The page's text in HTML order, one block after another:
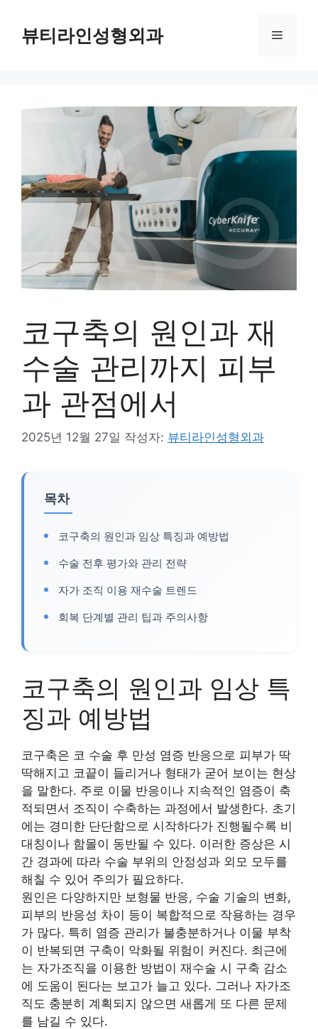
뷰티라인성형외과 메
코구축의 원인과 재
수술 관리까지 피부
과 관점에서
2025년 12월 27일 작성자: 뷰티라인성형외과
목차
코구축의 원인과 임상 특징과 예방법
수술 전후 평가와 관리 전략
자가 조직 이용 재수술 트렌드
회복 단계별 관리 팁과 주의사항
코구축의 원인과 임상 특
징과 예방법
코구축은 코 수술 후 만성 염증 반응으로 피부가 딱
딱해지고 코끝이 들리거나 형태가 굳어 보이는 현상
을 말한다. 주로 이물 반응이나 지속적인 염증이 축
적되면서 조직이 수축하는 과정에서 발생한다. 초기
에는 경미한 단단함으로 시작하다가 진행될수록 비
대칭이나 함몰이 동반될 수 있다. 이러한 증상은 시
간 경과에 따라 수술 부위의 안정성과 외모 모두를
해칠 수 있어 주의가 필요하다.
원인은 다양하지만 보형물 반응, 수술 기술의 변화,
피부의 반응성 차이 등이 복합적으로 작용하는 경우
가 많다. 특히 염증 관리가 불충분하거나 이물 부착
이 반복되면 구축이 악화될 위험이 커진다. 최근에
는 자가조직을 이용한 방법이 재수술 시 구축 감소
에 도움이 된다는 보고가 늘고 있다. 그러나 자가조
직도 충분히 계획되지 않으면 새롭게 또 다른 문제
를 남길 수 있다.